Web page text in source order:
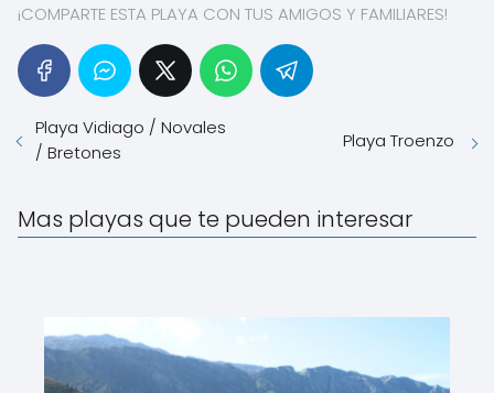
¡COMPARTE ESTA PLAYA CON TUS AMIGOS Y FAMILIARES!
Playa Vidiago / Novales
/ Bretones
Playa Troenzo
Mas playas que te pueden interesar